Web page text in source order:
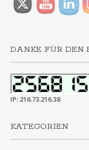
DANKE FÜR DEN
IP: 216.73.216.38
KATEGORIEN